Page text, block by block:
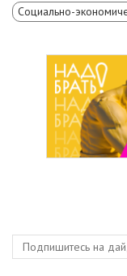
Социально-